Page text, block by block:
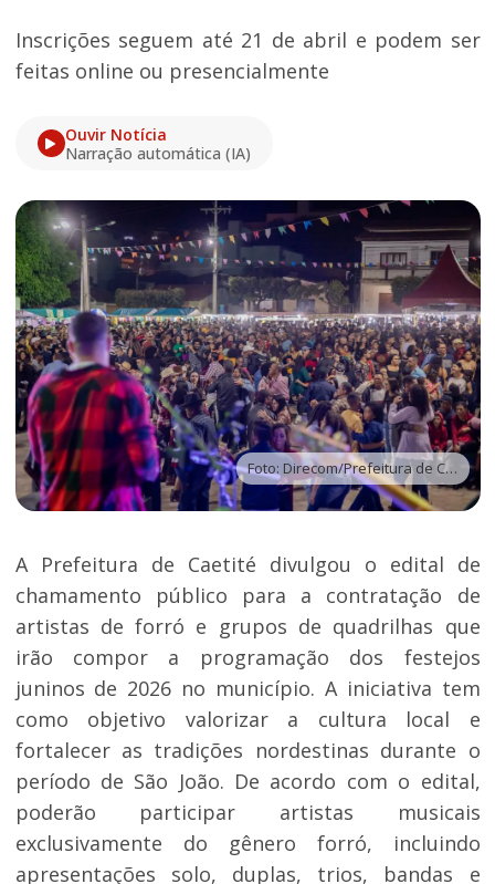
Inscrições seguem até 21 de abril e podem ser
feitas online ou presencialmente
Ouvir Notícia
Narração automática (IA)
Foto: Direcom/Prefeitura de Caetité
A Prefeitura de Caetité divulgou o edital de
chamamento público para a contratação de
artistas de forró e grupos de quadrilhas que
irão compor a programação dos festejos
juninos de 2026 no município. A iniciativa tem
como objetivo valorizar a cultura local e
fortalecer as tradições nordestinas durante o
período de São João. De acordo com o edital,
poderão participar artistas musicais
exclusivamente do gênero forró, incluindo
apresentações solo, duplas, trios, bandas e